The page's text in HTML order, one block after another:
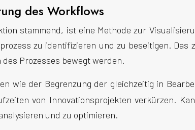
des Workflows
stammend, ist eine Methode zur
zu identifizieren und zu beseitigen.
Prozesses bewegt werden.
wie der Begrenzung der gleichzeitig in
von Innovationsprojekten verkürzen.
und zu optimieren.